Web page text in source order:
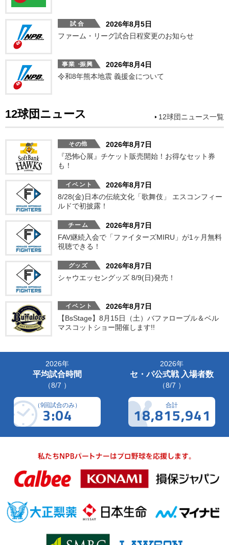
2026年8月5日
ファーム・リーグ試合日程変更のお知らせ
2026年8月4日
令和8年熊本地震 義援金について
12球団ニュース
2026年8月7日
『恐怖心展』チケット販売開始！お得なセット券
も！
2026年8月7日
8/28(金)日本の伝統文化「歌舞伎」 エスコンフィー
ルドで初披露！
2026年8月7日
FAV継続入会で「ファイターズMIRU」が1ヶ月無料
視聴できる！
2026年8月7日
シャウエッセングッズ 8/9(日)発売！
2026年8月7日
【BsStage】8月15日（土）バファローブル＆ベル
マスコットショー開催します!!
12球団ニュース一覧
2026年
平均試合時間
（8/7 ）
（9回試合のみ）
3:04
2026年
セ・パ公式戦 入場者数
（8/7 ）
合計
18,815,941